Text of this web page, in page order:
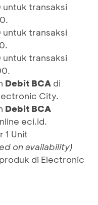
transaksi
transaksi
transaksi
Debit BCA di
City.
Debit BCA
eci.id.
1 Unit
on availability)
di Electronic